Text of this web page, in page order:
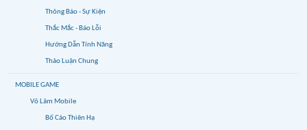
Thông Báo - Sự Kiện
Thắc Mắc - Báo Lỗi
Hướng Dẫn Tính Năng
Thảo Luận Chung
MOBILE GAME
Võ Lâm Mobile
Bố Cáo Thiên Hạ